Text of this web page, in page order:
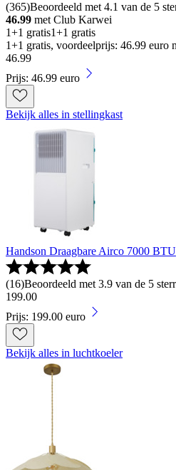
(365)Beoordeeld met 4.1 van de 5
46.99 met Club Karwei
1+1 gratis1+1 gratis
1+1 gratis, voordeelprijs: 46.99 euro
46.99
Prijs: 46.99 euro
Bekijk alles in stellingkast
Handson Draagbare Airco 7000 BTU
(16)Beoordeeld met 3.9 van de 5
199.00
Prijs: 199.00 euro
Bekijk alles in luchtkoeler